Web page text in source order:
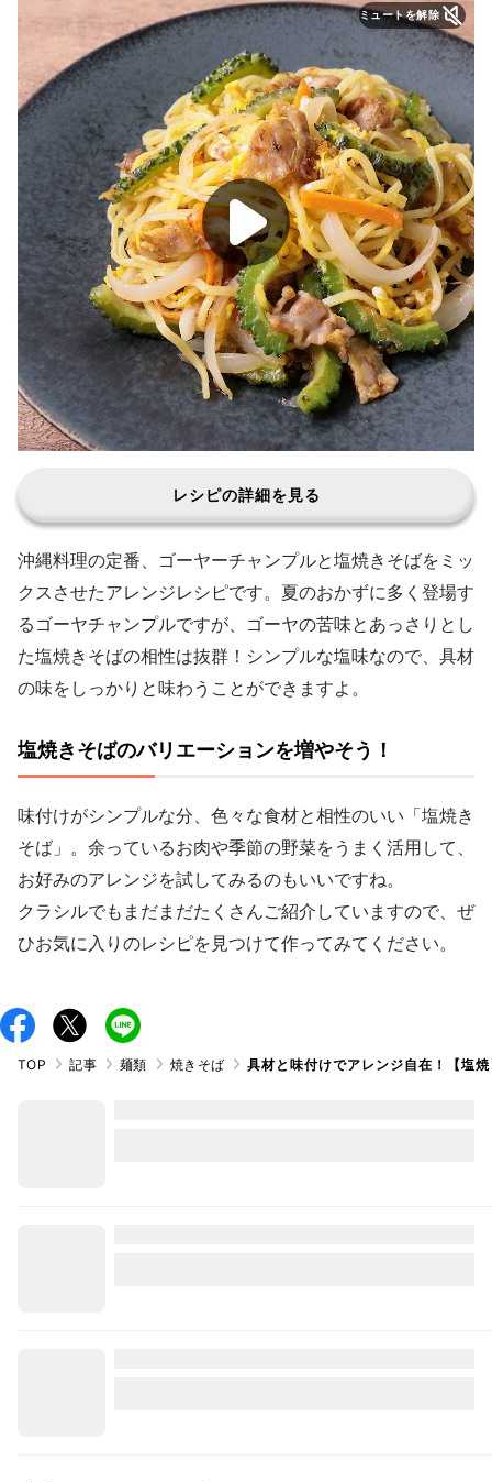
ミュートを解除
レシピの詳細を見る
沖縄料理の定番、ゴーヤーチャンプルと塩焼きそばをミッ
クスさせたアレンジレシピです。夏のおかずに多く登場す
るゴーヤチャンプルですが、ゴーヤの苦味とあっさりとし
た塩焼きそばの相性は抜群！シンプルな塩味なので、具材
の味をしっかりと味わうことができますよ。
塩焼きそばのバリエーションを増やそう！
味付けがシンプルな分、色々な食材と相性のいい「塩焼き
そば」。余っているお肉や季節の野菜をうまく活用して、
お好みのアレンジを試してみるのもいいですね。
クラシルでもまだまだたくさんご紹介していますので、ぜ
ひお気に入りのレシピを見つけて作ってみてください。
TOP 記事 麺類 焼きそば 具材と味付けでアレンジ自在！【塩